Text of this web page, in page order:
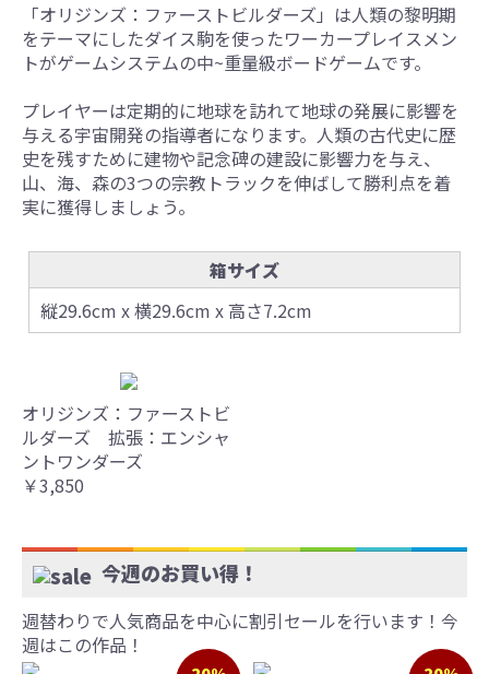
「オリジンズ：ファーストビルダーズ」は人類の黎明期
をテーマにしたダイス駒を使ったワーカープレイスメン
トがゲームシステムの中~重量級ボードゲームです。
プレイヤーは定期的に地球を訪れて地球の発展に影響を
与える宇宙開発の指導者になります。人類の古代史に歴
史を残すために建物や記念碑の建設に影響力を与え、
山、海、森の3つの宗教トラックを伸ばして勝利点を着
実に獲得しましょう。
箱サイズ
縦29.6cm x 横29.6cm x 高さ7.2cm
オリジンズ：ファーストビ
ルダーズ 拡張：エンシャ
ントワンダーズ
￥3,850
今週のお買い得！
週替わりで人気商品を中心に割引セールを行います！今
週はこの作品！